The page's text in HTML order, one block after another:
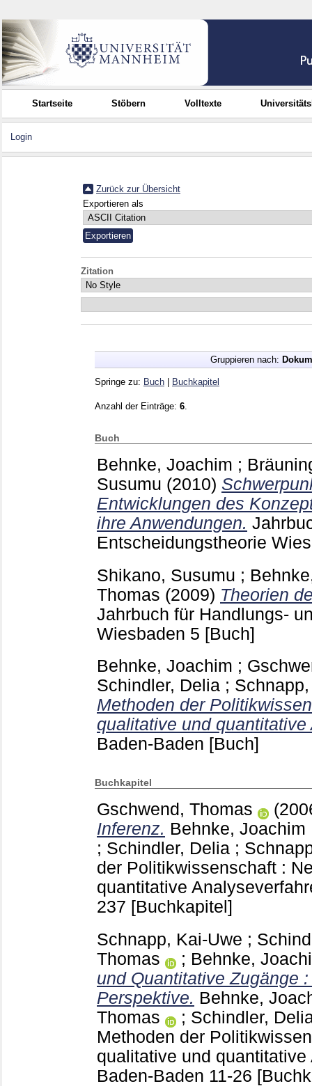
Startseite Stöbern Volltexte
Login
Zurück zur Übersicht
Exportieren als
Zitation
Gruppieren nach:
Springe zu: Buch Buchkapitel
Anzahl der Einträge: 6
Buch
Behnke, Joachim ;
Susumu (2010)
Entwicklungen des
ihre Anwendungen.
Entscheidungstheorie
Shikano, Susumu ;
Thomas (2009) Theorien
Jahrbuch für Handlungs-
Wiesbaden 5 [Buch]
Behnke, Joachim ;
Schindler, Delia ;
Methoden der
qualitative und
Baden-Baden [Buch]
Buchkapitel
Gschwend, Thomas
Inferenz. Behnke, Joachim
; Schindler, Delia ;
der Politikwissenschaft :
quantitative
237 [Buchkapitel]
Schnapp, Kai-Uwe ;
Thomas
; Behnke,
und Quantitative Zugänge
Perspektive. Behnke,
Thomas
; Schindler,
Methoden der
qualitative und
Baden-Baden 11-26